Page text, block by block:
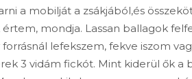
a mobilját a zsákjából,és
mondja. Lassan ballagok
lefekszem, fekve iszom
3 vidám fickót. Mint kiderül ők